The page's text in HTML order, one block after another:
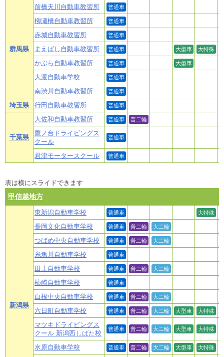
群馬県
前橋天川自動車教習所 普通車
柳瀬橋自動車教習所 普通車
赤城自動車教習所 普通車
まえばし自動車教習所 普通車 大型車 大特殊
かぶら自動車教習所 普通車 大型車
大渡自動車学校 普通車
南渋川自動車教習所 普通車
埼玉県 行田自動車教習所 普通車
千葉県
大佐和自動車教習所 普通車 普二輪
鷹ノ台ドライビングス
クール
普通車
君津モータースクール 普通車
表は横にスライドできます
甲信越地方
新潟県
東新潟自動車学校 普通車 大特殊
長岡文化自動車学校 普通車 普二輪 大二輪
つばめ中央自動車学校 普通車 普二輪 大二輪
糸魚川自動車学校 普通車
田上自動車学校 普通車 普二輪 大二輪
柿崎自動車学校 普通車
白根中央自動車学校 普通車 普二輪 大二輪
六日町自動車学校 普通車 普二輪 大二輪 大型車 大特殊
マツキドライビングス
クール 新潟西しばた校
普通車 普二輪 大二輪 大型車 大特殊
水原自動車学校 普通車 普二輪 大二輪 大型車 大特殊